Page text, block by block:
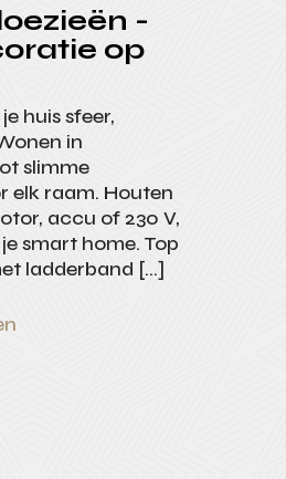
-
op
huis sfeer,
in
slimme
elk raam. Houten
accu of 230 V,
smart home. Top
ladderband […]